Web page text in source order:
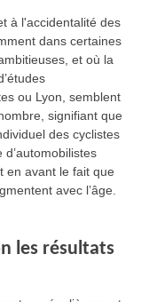
à l'accidentalité des
dans certaines
et où la
ou Lyon, semblent
signifiant que
des cyclistes
en avant le fait que
avec l’âge.
les résultats